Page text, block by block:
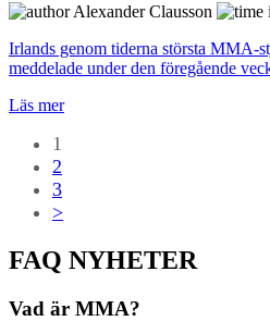
Alexander Clausson
Irlands genom tiderna största MMA-
meddelade under den föregående
Läs mer
1
2
3
>
FAQ NYHETER
Vad är MMA?